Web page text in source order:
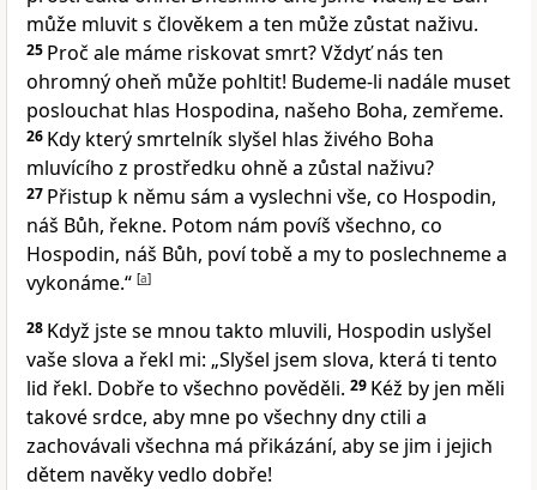
může mluvit s člověkem a ten může zůstat naživu.
25 Proč ale máme riskovat smrt? Vždyť nás ten
ohromný oheň může pohltit! Budeme-li nadále muset
poslouchat hlas Hospodina, našeho Boha, zemřeme.
26 Kdy který smrtelník slyšel hlas živého Boha
mluvícího z prostředku ohně a zůstal naživu?
27 Přistup k němu sám a vyslechni vše, co Hospodin,
náš Bůh, řekne. Potom nám povíš všechno, co
Hospodin, náš Bůh, poví tobě a my to poslechneme a
vykonáme.“ [a]
28 Když jste se mnou takto mluvili, Hospodin uslyšel
vaše slova a řekl mi: „Slyšel jsem slova, která ti tento
lid řekl. Dobře to všechno pověděli. 29 Kéž by jen měli
takové srdce, aby mne po všechny dny ctili a
zachovávali všechna má přikázání, aby se jim i jejich
dětem navěky vedlo dobře!